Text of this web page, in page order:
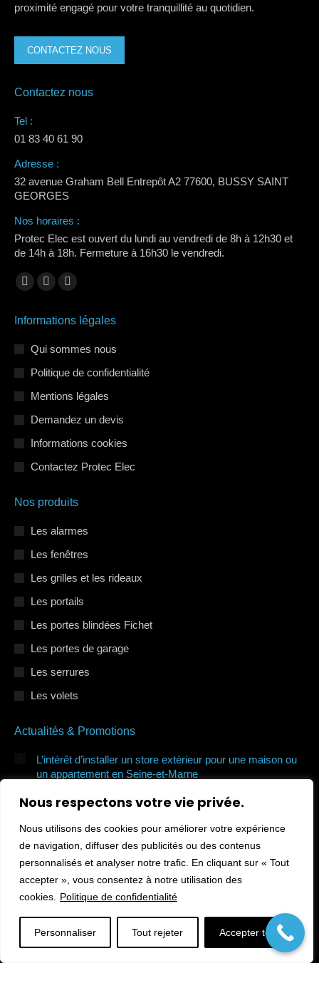
Nous respectons votre vie privée.
Nous utilisons des cookies pour améliorer votre expérience
de navigation, diffuser des publicités ou des contenus
personnalisés et analyser notre trafic. En cliquant sur « Tout
accepter », vous consentez à notre utilisation des
cookies.
Politique de confidentialité
Personnaliser Tout rejeter Accepter tout
proximité engagé pour votre tranquillité au quotidien.
CONTACTEZ NOUS
Contactez nous
Tel :
01 83 40 61 90
Adresse :
32 avenue Graham Bell Entrepôt A2 77600, BUSSY SAINT
GEORGES
Nos horaires :
Protec Elec est ouvert du lundi au vendredi de 8h à 12h30 et
de 14h à 18h. Fermeture à 16h30 le vendredi.
Trouvez nous sur :
La
Facebook
s'ouvre
nouvelle
fenêtre
La
LinkedIn
s'ouvre
une
nouvelle
fenêtre
La
Instagram
s'ouvre
nouvelle
fenêtre
Informations légales
Qui sommes nous
Politique de confidentialité
Mentions légales
Demandez un devis
Informations cookies
Contactez Protec Elec
Nos produits
Les alarmes
Les fenêtres
Les grilles et les rideaux
Les portails
Les portes blindées Fichet
Les portes de garage
Les serrures
Les volets
Actualités & Promotions
L’intérêt d’installer un store extérieur pour une maison ou
un appartement en Seine-et-Marne
canicule en Île-de-France ?
7 juillet 2026
Comment sécuriser sa maison en Île-de-France pendant les
vacances ?
10 juin 2026